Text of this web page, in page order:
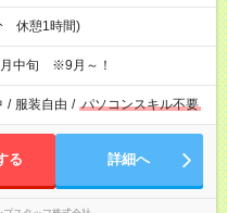
休憩1時間)
月中旬 ※9月～！
/ 服装自由 / パソコンスキル不要
る 詳細へ